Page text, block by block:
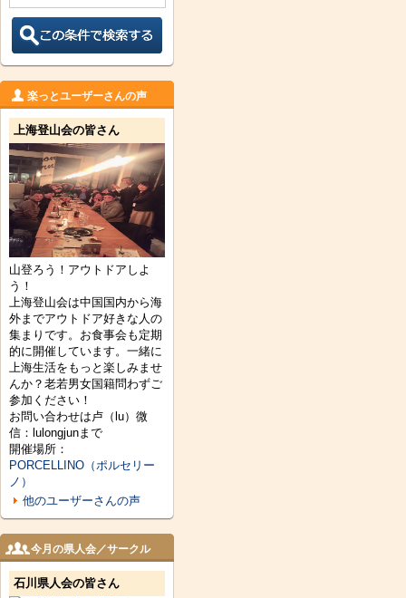
楽っとユーザーさんの声
上海登山会の皆さん
山登ろう！アウトドアしよ
う！
上海登山会は中国国内から海
外までアウトドア好きな人の
集まりです。お食事会も定期
的に開催しています。一緒に
上海生活をもっと楽しみませ
んか？老若男女国籍問わずご
参加ください！
お問い合わせは卢（lu）微
信：lulongjunまで
開催場所：
PORCELLINO（ポルセリー
ノ）
他のユーザーさんの声
今月の県人会／サークル
石川県人会の皆さん